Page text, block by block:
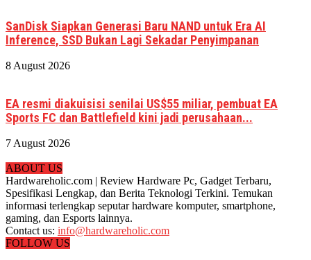
SanDisk Siapkan Generasi Baru NAND untuk Era AI
Inference, SSD Bukan Lagi Sekadar Penyimpanan
8 August 2026
EA resmi diakuisisi senilai US$55 miliar, pembuat EA
Sports FC dan Battlefield kini jadi perusahaan...
7 August 2026
ABOUT US
Hardwareholic.com | Review Hardware Pc, Gadget Terbaru,
Spesifikasi Lengkap, dan Berita Teknologi Terkini. Temukan
informasi terlengkap seputar hardware komputer, smartphone,
gaming, dan Esports lainnya.
Contact us: info@hardwareholic.com
FOLLOW US